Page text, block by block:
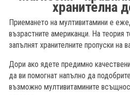
хранителна
Приемането на мултивитамини е
възрастните американци. На теория
запълнят хранителните пропуски на
Дори ако ядете предимно
да ви помогнат напълно да
възможно мултивитамините